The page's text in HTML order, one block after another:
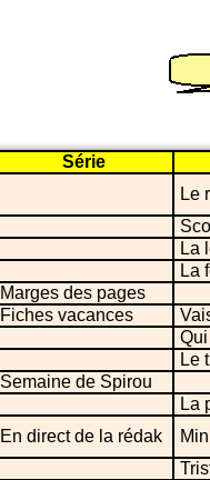
Série
Le
La
La
Marges des pages
Fiches vacances
Le
Semaine de Spirou
La
En direct de la rédak